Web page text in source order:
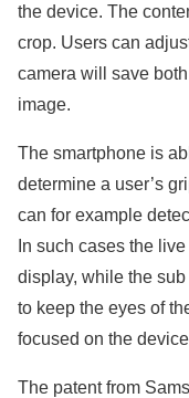
the device. The
crop. Users can
camera will save
image.
The smartphone is
determine a user’s
can for example
In such cases the
display, while the
to keep the eyes of
focused on the
The patent from